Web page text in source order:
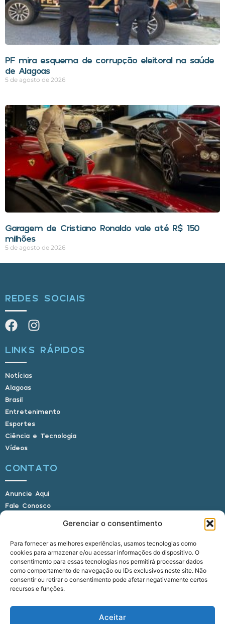
Gerenciar o consentimento
Para fornecer as melhores experiências, usamos tecnologias como
cookies para armazenar e/ou acessar informações do dispositivo. O
consentimento para essas tecnologias nos permitirá processar dados
como comportamento de navegação ou IDs exclusivos neste site. Não
consentir ou retirar o consentimento pode afetar negativamente certos
recursos e funções.
Aceitar
PF mira esquema de corrupção eleitoral na saúde
de Alagoas
5 de agosto de 2026
Garagem de Cristiano Ronaldo vale até R$ 150
milhões
5 de agosto de 2026
REDES SOCIAIS
LINKS RÁPIDOS
Notícias
Alagoas
Brasil
Entretenimento
Esportes
Ciência e Tecnologia
Vídeos
CONTATO
Anuncie Aqui
Fale Conosco
E-mail: alagoasbrasilnoticias@gmail.com
Telefone: (82) 9 9691-0391 (Whatsapp)
Responsável Técnico: Crysthyan Carlos
Rua do Sau - Centro - Anadia - AL - CEP: